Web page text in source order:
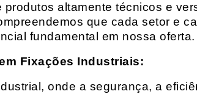
altamente técnicos e
que cada setor e
fundamental em nossa oferta.
Fixações Industriais:
onde a segurança, a